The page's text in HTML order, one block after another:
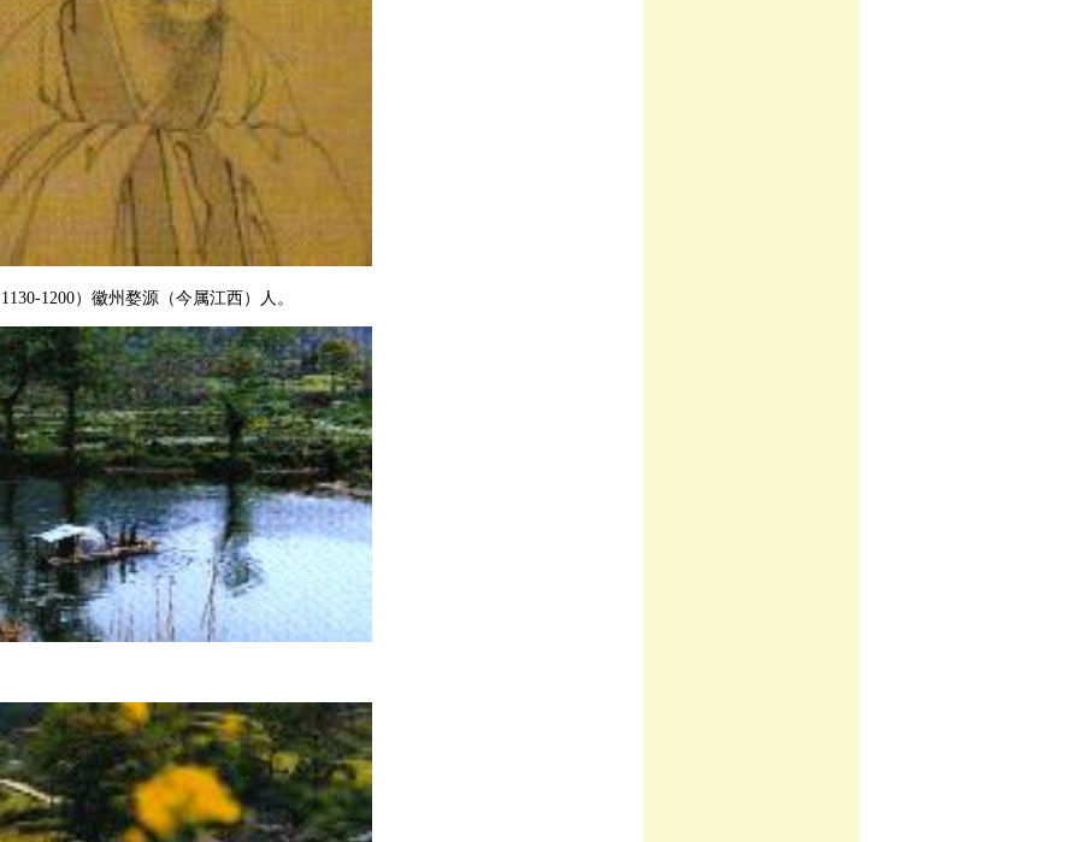
1200）徽州婺源（今属江西）人。